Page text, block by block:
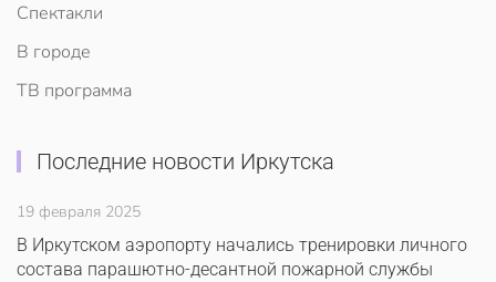
Спектакли
В городе
ТВ программа
Последние новости Иркутска
19 февраля 2025
В Иркутском аэропорту начались тренировки личного
состава парашютно-десантной пожарной службы